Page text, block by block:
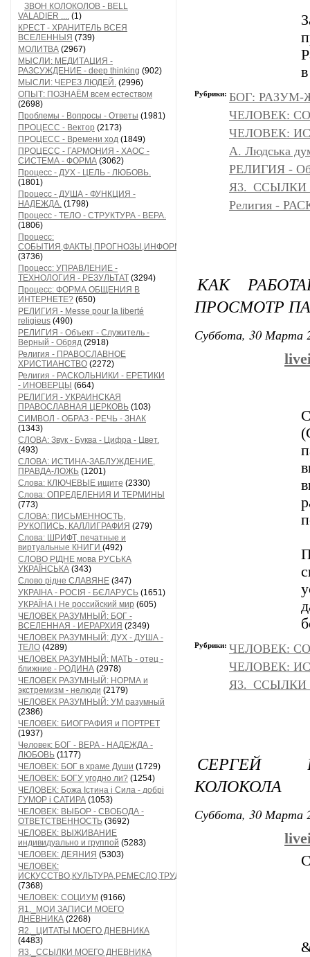
ЗВОН КОЛОКОЛОВ - BELL
VALADIER .... (1)
КРЕСТ - ХРАНИТЕЛЬ ВСЕЯ
ВСЕЛЕННЫЯ (739)
МОЛИТВА (2967)
МЫСЛИ: МЕДИТАЦИЯ -
РАЗСУЖДЕНИЕ - deep thinking (902)
МЫСЛИ: ЧЕРЕЗ ЛЮДЕЙ. (2996)
ОПЫТ: ПОЗНАЁМ всем естеством
(2698)
Проблемы - Вопросы - Ответы (1981)
ПРОЦЕСС - Вектор (2173)
ПРОЦЕСС - Времени ход (1849)
ПРОЦЕСС - ГАРМОНИЯ - ХАОС -
СИСТЕМА - ФОРМА (3062)
Процесс - ДУХ - ЦЕЛЬ - ЛЮБОВЬ.
(1801)
Процесс - ДУША - ФУНКЦИЯ -
НАДЕЖДА. (1798)
Процесс - ТЕЛО - СТРУКТУРА - ВЕРА.
(1806)
Процесс:
СОБЫТИЯ,ФАКТЫ,ПРОГНОЗЫ,ИНФОРМАЦИЯ
(3736)
Процесс: УПРАВЛЕНИЕ -
ТЕХНОЛОГИЯ - РЕЗУЛЬТАТ (3294)
Процесс: ФОРМА ОБЩЕНИЯ В
ИНТЕРНЕТЕ? (650)
РЕЛИГИЯ - Messe pour la liberté
religieus (490)
РЕЛИГИЯ - Объект - Служитель -
Верный - Обряд (2918)
Религия - ПРАВОСЛАВНОЕ
ХРИСТИАНСТВО (2272)
Религия - РАСКОЛЬНИКИ - ЕРЕТИКИ
- ИНОВЕРЦЫ (664)
РЕЛИГИЯ - УКРАИНСКАЯ
ПРАВОСЛАВНАЯ ЦЕРКОВЬ (103)
СИМВОЛ - ОБРАЗ - РЕЧЬ - ЗНАК
(1343)
СЛОВА: Звук - Буква - Цифра - Цвет.
(493)
СЛОВА: ИСТИНА-ЗАБЛУЖДЕНИЕ,
ПРАВДА-ЛОЖЬ (1201)
Слова: КЛЮЧЕВЫЕ ищите (2330)
Слова: ОПРЕДЕЛЕНИЯ И ТЕРМИНЫ
(773)
СЛОВА: ПИСЬМЕННОСТЬ,
РУКОПИСЬ, КАЛЛИГРАФИЯ (279)
Слова: ШРИФТ, печатные и
виртуальные КНИГИ (492)
СЛОВО РІДНЕ мова РУСЬКА
УКРАЇНСЬКА (343)
Слово рідне СЛАВЯНЕ (347)
УКРАІНА - РОСІЯ - БЄЛАРУСЬ (1651)
УКРАЇНА і Не российский мир (605)
ЧЕЛОВЕК РАЗУМНЫЙ: БОГ -
ВСЕЛЕННАЯ - ИЕРАРХИЯ (2349)
ЧЕЛОВЕК РАЗУМНЫЙ: ДУХ - ДУША -
ТЕЛО (4289)
ЧЕЛОВЕК РАЗУМНЫЙ: МАТЬ - отец -
ближние - РОДИНА (2978)
ЧЕЛОВЕК РАЗУМНЫЙ: НОРМА и
экстремизм - нелюди (2179)
ЧЕЛОВЕК РАЗУМНЫЙ: УМ разумный
(2386)
ЧЕЛОВЕК: БИОГРАФИЯ и ПОРТРЕТ
(1937)
Человек: БОГ - ВЕРА - НАДЕЖДА -
ЛЮБОВЬ (1177)
ЧЕЛОВЕК: БОГ в храме Души (1729)
ЧЕЛОВЕК: БОГУ угодно ли? (1254)
ЧЕЛОВЕК: Божа Істина і Сила - добрі
ГУМОР і САТИРА (1053)
ЧЕЛОВЕК: ВЫБОР - СВОБОДА -
ОТВЕТСТВЕННОСТЬ (3692)
ЧЕЛОВЕК: ВЫЖИВАНИЕ
индивидуально и группой (5283)
ЧЕЛОВЕК: ДЕЯНИЯ (5303)
ЧЕЛОВЕК:
ИСКУССТВО,КУЛЬТУРА,РЕМЕСЛО,ТРУД
(7368)
ЧЕЛОВЕК: СОЦИУМ (9166)
Я1._МОИ ЗАПИСИ МОЕГО
ДНЕВНИКА (2268)
Я2._ЦИТАТЫ МОЕГО ДНЕВНИКА
(4483)
Я3._ССЫЛКИ МОЕГО ДНЕВНИКА
Рубрики: БОГ:
ЧЕЛОВЕК:
ЧЕЛОВЕК:
A. Людська
РЕЛИГИЯ -
Религия -
КАК
ПРОСМОТР
Суббота, 30 Марта
Рубрики: ЧЕЛОВЕК:
ЧЕЛОВЕК:
СЕРГЕЙ
КОЛОКОЛА
Суббота, 30 Марта